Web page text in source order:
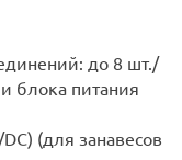
до 8 шт./
блока питания
(для занавесов